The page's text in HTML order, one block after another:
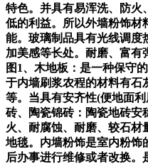
特色。并具有易浑洗、防火
低的利益。所以外墙粉饰材
能。玻璃制品具有光线调度
加美感等长处。耐磨、富有
图1、木地板：是一种保守
于内墙刷浆农程的材料有石
等。当具有安齐性(便地面
砖、陶瓷锦砖：陶瓷地砖安
火、耐腐蚀、耐磨、较石材
地毯。内墙粉饰是室内粉饰
后办事进行维修或者改换